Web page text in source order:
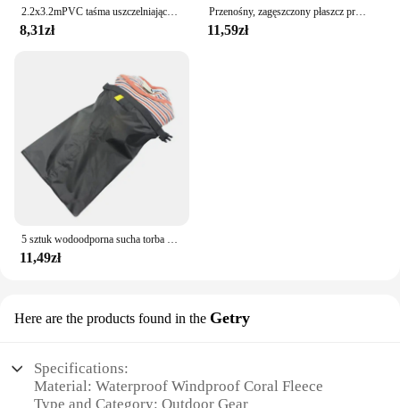
2.2x3.2mPVC taśma uszczelniająca do łazienki wanna toaleta kuchnia taśma uszczelniająca samoprzylepna wodoodporna naklejka ścienna taśma odporna na pleśń
8,31zł
Przenośny, zagęszczony płaszcz przeciwdeszczowy Podróżna odzież przeciwdeszczowa na zewnątrz Wodoodporny damski i męski jednorazowy pokrowiec przeciwdeszczowy na kemping
11,59zł
5 sztuk wodoodporna sucha torba na kemping dryfowanie piesze wycieczki pływanie rafting kajakarstwo rzeka torby trekkingowe worek do przechowywania na zewnątrz
11,49zł
Here are the products found in the Getry
Specifications:
Material: Waterproof Windproof Coral Fleece
Type and Category: Outdoor Gear